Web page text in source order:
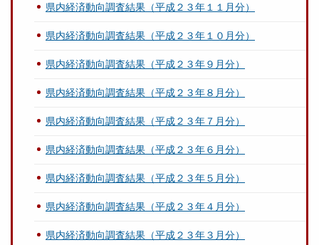
県内経済動向調査結果（平成２３年１１月分）
県内経済動向調査結果（平成２３年１０月分）
県内経済動向調査結果（平成２３年９月分）
県内経済動向調査結果（平成２３年８月分）
県内経済動向調査結果（平成２３年７月分）
県内経済動向調査結果（平成２３年６月分）
県内経済動向調査結果（平成２３年５月分）
県内経済動向調査結果（平成２３年４月分）
県内経済動向調査結果（平成２３年３月分）